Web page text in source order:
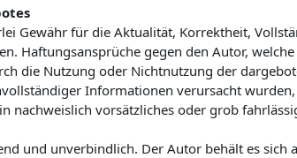
Gewähr für die Aktualität, Korrektheit,
Haftungsansprüche gegen den Autor,
die Nutzung oder Nichtnutzung der
Informationen verursacht
nachweislich vorsätzliches oder grob
und unverbindlich. Der Autor behält es sich